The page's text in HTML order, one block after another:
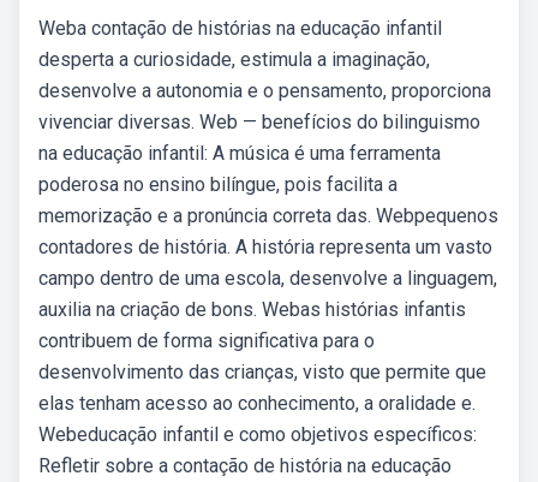
Weba contação de histórias na educação infantil
desperta a curiosidade, estimula a imaginação,
desenvolve a autonomia e o pensamento, proporciona
vivenciar diversas. Web — benefícios do bilinguismo
na educação infantil: A música é uma ferramenta
poderosa no ensino bilíngue, pois facilita a
memorização e a pronúncia correta das. Webpequenos
contadores de história. A história representa um vasto
campo dentro de uma escola, desenvolve a linguagem,
auxilia na criação de bons. Webas histórias infantis
contribuem de forma significativa para o
desenvolvimento das crianças, visto que permite que
elas tenham acesso ao conhecimento, a oralidade e.
Webeducação infantil e como objetivos específicos:
Refletir sobre a contação de história na educação